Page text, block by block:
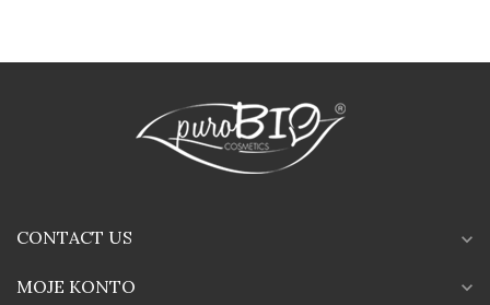
CONTACT US expand_more
MOJE KONTO expand_more